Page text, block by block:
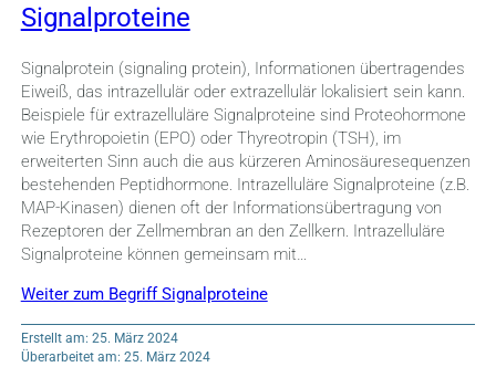
Signalproteine
Signalprotein (signaling protein), Informationen übertragendes
Eiweiß, das intrazellulär oder extrazellulär lokalisiert sein kann.
Beispiele für extrazelluläre Signalproteine sind Proteohormone
wie Erythropoietin (EPO) oder Thyreotropin (TSH), im
erweiterten Sinn auch die aus kürzeren Aminosäuresequenzen
bestehenden Peptidhormone. Intrazelluläre Signalproteine (z.B.
MAP-Kinasen) dienen oft der Informationsübertragung von
Rezeptoren der Zellmembran an den Zellkern. Intrazelluläre
Signalproteine können gemeinsam mit…
Weiter zum Begriff Signalproteine
Erstellt am: 25. März 2024
Überarbeitet am: 25. März 2024